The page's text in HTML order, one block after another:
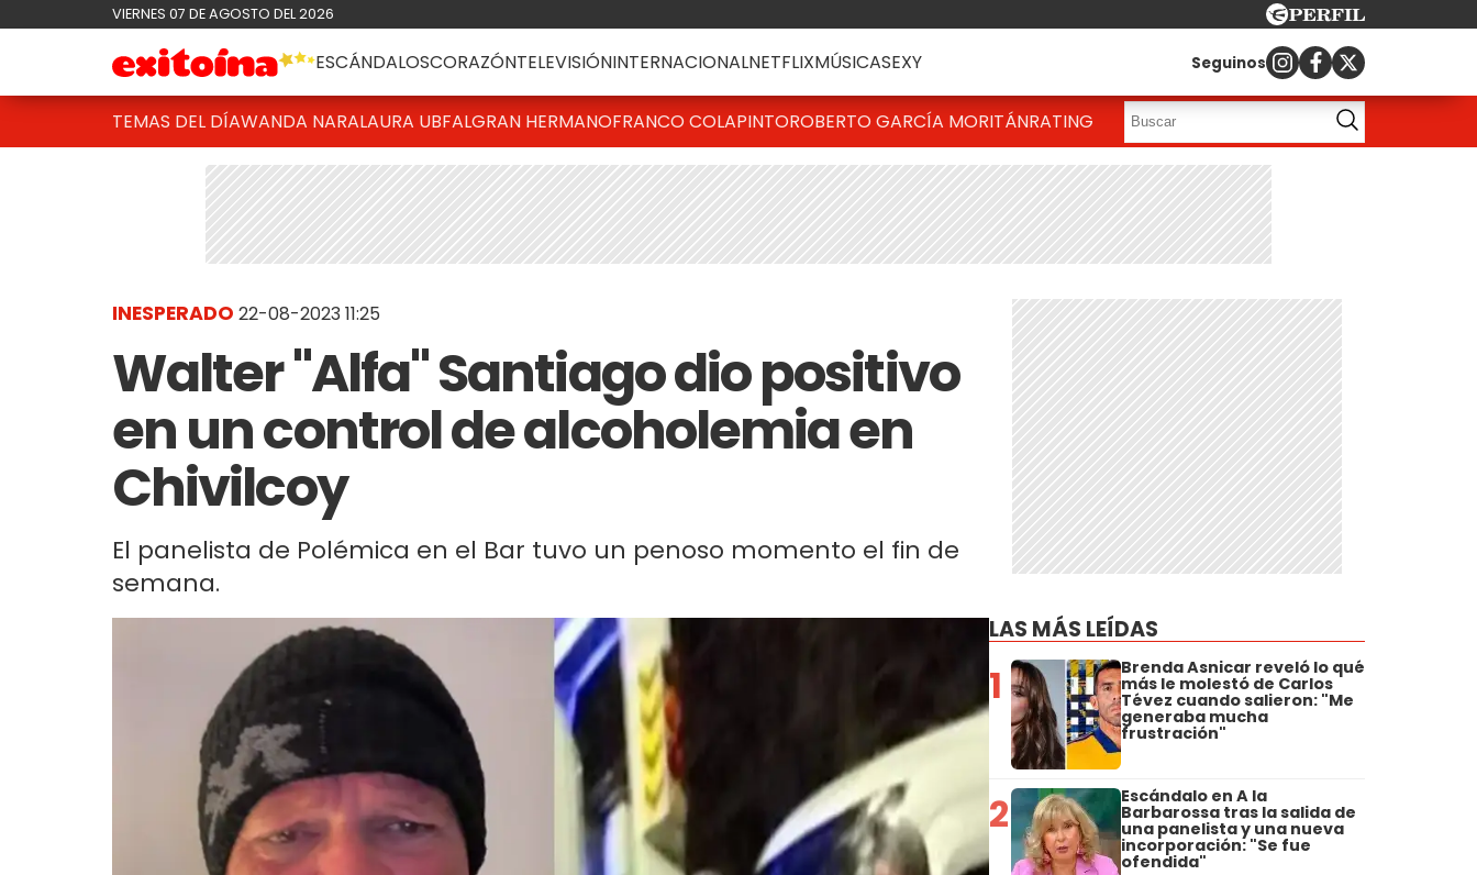
VIERNES 07 DE AGOSTO DEL 2026
ESCÁNDALOSCORAZÓNTELEVISIÓNINTERNACIONALNETFLIXMÚSICASEXY Seguinos
TEMAS DEL DÍAWANDA NARALAURA UBFALGRAN HERMANOFRANCO COLAPINTOROBERTO GARCÍA MORITÁNRATING
INESPERADO 22-08-2023 11:25
Walter "Alfa" Santiago dio positivo
en un control de alcoholemia en
Chivilcoy
El panelista de Polémica en el Bar tuvo un penoso momento el fin de
semana.
LAS MÁS LEÍDAS
1 Brenda Asnicar reveló lo qué
más le molestó de Carlos
Tévez cuando salieron: "Me
generaba mucha
frustración"
2 Escándalo en A la
Barbarossa tras la salida de
una panelista y una nueva
incorporación: "Se fue
ofendida"